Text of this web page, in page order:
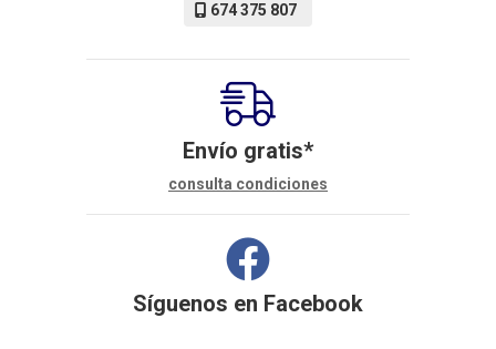
674 375 807
Envío gratis*
consulta condiciones
Síguenos en Facebook